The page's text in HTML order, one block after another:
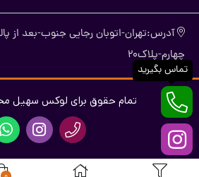
آدرس:تهران-اتوبان رجایی جنوب-بعد از
چهارم-پلاک20
تمام حقوق برای لوکس سهیل
تماس بگیرید